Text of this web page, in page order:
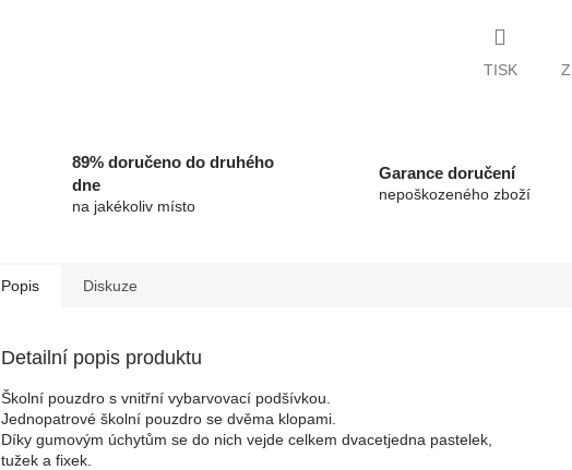
TISK
89% doručeno do druhého
dne
na jakékoliv místo
Garance doručení
nepoškozeného zboží
Popis Diskuze
Detailní popis produktu
Školní pouzdro s vnitřní vybarvovací podšívkou.
Jednopatrové školní pouzdro se dvěma klopami.
Díky gumovým úchytům se do nich vejde celkem dvacetjedna pastelek,
tužek a fixek.